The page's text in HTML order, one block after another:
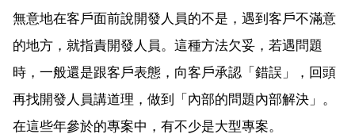
無意地在客戶面前說開發人員的不是，遇到客戶不滿意
的地方，就指責開發人員。這種方法欠妥，若遇問題
時，一般還是跟客戶表態，向客戶承認「錯誤」，回頭
再找開發人員講道理，做到「內部的問題內部解決」。
在這些年參於的專案中，有不少是大型專案。